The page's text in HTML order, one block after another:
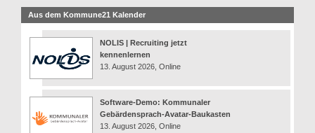
Aus dem Kommune21 Kalender
NOLIS | Recruiting jetzt
kennenlernen
13. August 2026, Online
Software-Demo: Kommunaler
Gebärdensprach-Avatar-Baukasten
13. August 2026, Online